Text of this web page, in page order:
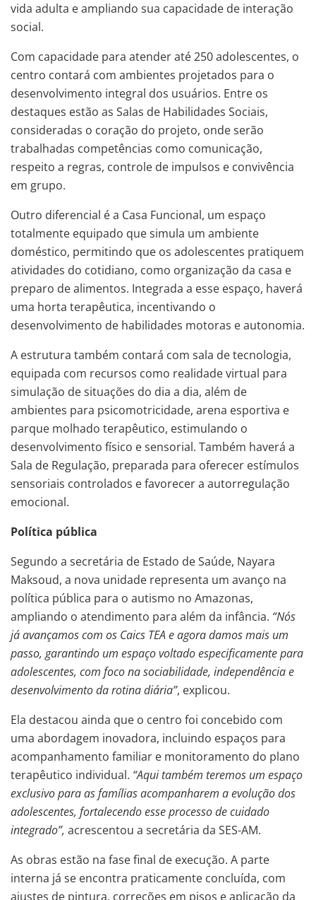
vida adulta e ampliando sua capacidade de interação
social.
Com capacidade para atender até 250 adolescentes, o
centro contará com ambientes projetados para o
desenvolvimento integral dos usuários. Entre os
destaques estão as Salas de Habilidades Sociais,
consideradas o coração do projeto, onde serão
trabalhadas competências como comunicação,
respeito a regras, controle de impulsos e convivência
em grupo.
Outro diferencial é a Casa Funcional, um espaço
totalmente equipado que simula um ambiente
doméstico, permitindo que os adolescentes pratiquem
atividades do cotidiano, como organização da casa e
preparo de alimentos. Integrada a esse espaço, haverá
uma horta terapêutica, incentivando o
desenvolvimento de habilidades motoras e autonomia.
A estrutura também contará com sala de tecnologia,
equipada com recursos como realidade virtual para
simulação de situações do dia a dia, além de
ambientes para psicomotricidade, arena esportiva e
parque molhado terapêutico, estimulando o
desenvolvimento físico e sensorial. Também haverá a
Sala de Regulação, preparada para oferecer estímulos
sensoriais controlados e favorecer a autorregulação
emocional.
Política pública
Segundo a secretária de Estado de Saúde, Nayara
Maksoud, a nova unidade representa um avanço na
política pública para o autismo no Amazonas,
ampliando o atendimento para além da infância. “Nós
já avançamos com os Caics TEA e agora damos mais um
passo, garantindo um espaço voltado especificamente para
adolescentes, com foco na sociabilidade, independência e
desenvolvimento da rotina diária”, explicou.
Ela destacou ainda que o centro foi concebido com
uma abordagem inovadora, incluindo espaços para
acompanhamento familiar e monitoramento do plano
terapêutico individual. “Aqui também teremos um espaço
exclusivo para as famílias acompanharem a evolução dos
adolescentes, fortalecendo esse processo de cuidado
integrado”, acrescentou a secretária da SES-AM.
As obras estão na fase final de execução. A parte
interna já se encontra praticamente concluída, com
ajustes de pintura, correções em pisos e aplicação da